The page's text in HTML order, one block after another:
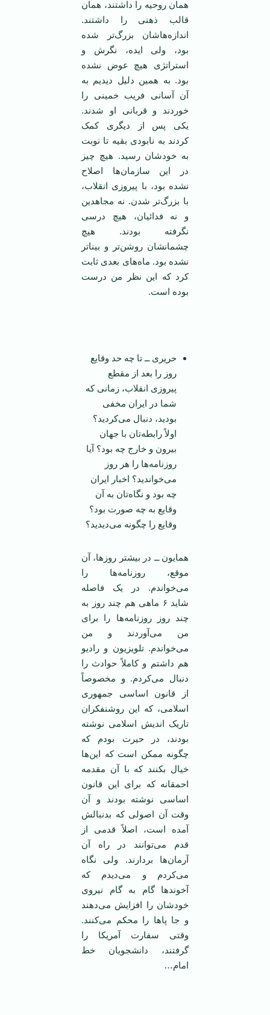
همان روحیه را داشتند،‌‌ همان
قالب ذهنی را داشتند.
اندازه‌هاشان بزرگ‌تر شده
بود، ولی ایده، نگرش و
استراتژی هیچ عوض نشده
بود. به همین دلیل دیدیم به
آن آسانی فریب خمینی را
خوردند و قربانی او شدند.
یکی پس از دیگری کمک
کردند به نابودی بقیه تا نوبت
به خودشان رسید. هیچ چیز
در این سازمان‌ها اصلاح
نشده بود، با پیروزی انقلاب،
با بزرگ‌تر شدن. نه مجاهدین
و نه فدائیان، هیچ درسی
نگرفته بودند. هیچ
چشمانشان روشن‌تر و بینا‌تر
نشده بود. ماه‌های بعدی ثابت
کرد که این نظر من درست
بوده است.
حریری ــ تا چه حد وقایع
روز را بعد از مقطع
پیروزی انقلاب، زمانی که
شما در ایران مخفی
بودید، دنبال می‌کردید؟
اولاً رابطه‌تان با جهان
بیرون و خارج چه بود؟ آیا
روزنامه‌ها را هر روز
می‌خواندید؟ اخبار ایران
چه بود و نگاه‌تان به آن
وقایع به چه صورت بود؟
وقایع را چگونه می‌دیدید؟
همایون ــ در بیشتر روز‌ها، آن
موقع، روزنامه‌ها را
می‌خواندم. در یک فاصله
شاید ۶ ماهی هم چند روز به
چند روز روزنامه‌ها را برای
من می‌آوردند و من
می‌خواندم. تلویزیون و رادیو
هم داشتم و کاملاً حوادث را
دنبال می‌کردم. و مخصوصاً
از قانون اساسی جمهوری
اسلامی، که این روشنفکران
تاریک اندیش اسلامی نوشته
بودند، در حیرت بودم که
چگونه ممکن است که این‌ها
خیال بکنند که با آن مقدمه
احمقانه که برای این قانون
اساسی نوشته بودند و آن
وقت آن اصولی که بدنبالش
آمده است، اصلاً قدمی از
قدم می‌توانند در راه آن
آرمان‌ها بردارند. ولی نگاه
می‌کردم و می‌دیدم که
آخوند‌ها گام به گام نیروی
خودشان را افزایش می‌دهند
و جا پا‌ها را محکم می‌کنند.
وقتی سفارت آمریکا را
گرفتند، دانشجویان خط
امام…